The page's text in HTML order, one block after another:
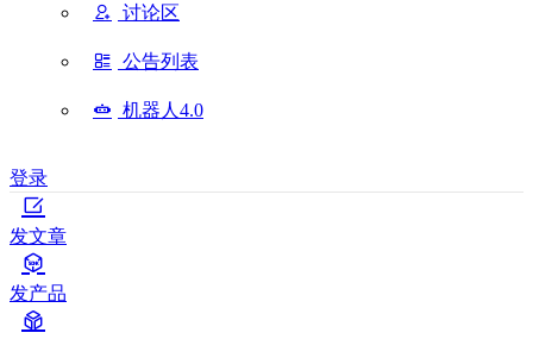
讨论区
公告列表
机器人4.0
登录
发文章
发产品